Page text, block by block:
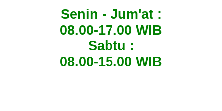
Senin - Jum'at :
08.00-17.00 WIB
Sabtu :
08.00-15.00 WIB